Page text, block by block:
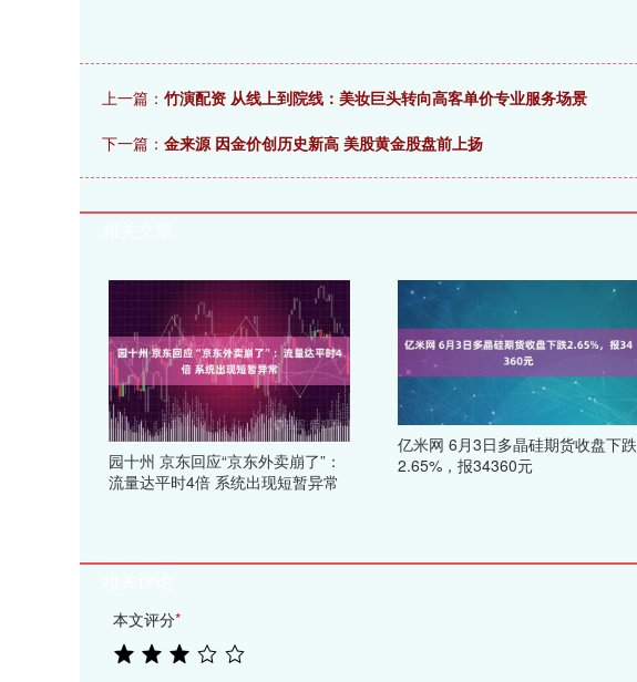
上一篇： 竹演配资 从线上到院线：美妆巨头转向高客单价专业服务场景
下一篇： 金来源 因金价创历史新高 美股黄金股盘前上扬
园十州 京东回应“京东外卖崩了”：
流量达平时4倍 系统出现短暂异常
亿米网 6月3日多晶硅期货收盘下跌
2.65%，报34360元
本文评分*